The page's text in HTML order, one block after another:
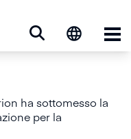
ha sottomesso la
per la